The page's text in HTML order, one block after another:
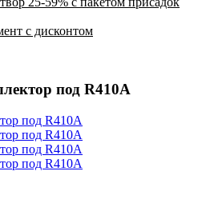
с дисконтом
под R410A